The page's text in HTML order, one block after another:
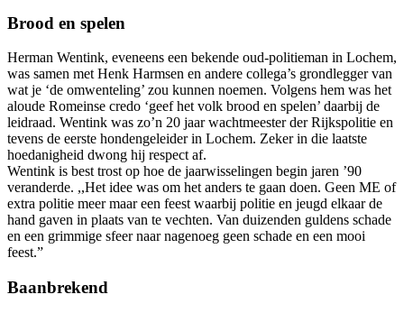
Brood en spelen
Herman Wentink, eveneens een bekende oud-politieman in Lochem,
was samen met Henk Harmsen en andere collega’s grondlegger van
wat je ‘de omwenteling’ zou kunnen noemen. Volgens hem was het
aloude Romeinse credo ‘geef het volk brood en spelen’ daarbij de
leidraad. Wentink was zo’n 20 jaar wachtmeester der Rijkspolitie en
tevens de eerste hondengeleider in Lochem. Zeker in die laatste
hoedanigheid dwong hij respect af.
Wentink is best trost op hoe de jaarwisselingen begin jaren ’90
veranderde. ,,Het idee was om het anders te gaan doen. Geen ME of
extra politie meer maar een feest waarbij politie en jeugd elkaar de
hand gaven in plaats van te vechten. Van duizenden guldens schade
en een grimmige sfeer naar nagenoeg geen schade en een mooi
feest.”
Baanbrekend